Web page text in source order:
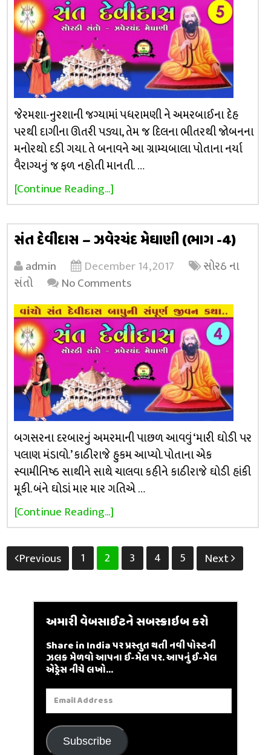
જેરમશા-નુરશાની જગ્યામાં પધરામણી ને અમરબાઈના દેહ
પરથી દાગીના ઊતરી પડ્યા, તેમ જ દિલના ભીતરથી જોબનના
મનોરથો દડી ગયા. તે બનાવને આ ગ્રામ્યબાલા પોતાના નર્યા
વૈરાગ્યનું જ ફળ નહોતી માનતી. …
[Continue Reading...]
સંત દેવીદાસ – ઝવેરચંદ મેઘાણી (ભાગ -4)
admin December 14, 2017
સોરઠ ના
સંતો
No Comments
બગસરના દરબારનું અમરમાની પાછળ આવવું ‘મારી ઘોડી પર
પલાણ મંડાવો.’ કાઠીરાજે હુકમ આપ્યો. પોતાના એક
સ્વામીનિષ્ઠ સાથીને સાથે ચાલવા કહીને કાઠીરાજે ઘોડી હાંકી
મૂકી. બંને ઘોડાં માર માર ગતિએ …
[Continue Reading...]
Posts
pagination
Previous 1 2 3 4 5 Next
અમારી વેબસાઈટને સબસ્ક્રાઇબ કરો
Share in India પર પ્રસ્તુત થતી નવી પોસ્ટની
ઝલક મેળવો આપના ઈ-મેલ પર. આપનું ઈ-મેલ
એડ્રેસ નીચે લખો...
Email
Address
Subscribe